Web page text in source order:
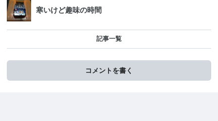
寒いけど趣味の時間
記事一覧
コメントを書く